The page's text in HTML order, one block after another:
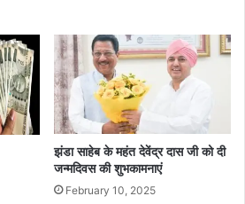
झंडा साहेब के महंत देवेंद्र दास जी को दी
जन्मदिवस की शुभकामनाएं
February 10, 2025